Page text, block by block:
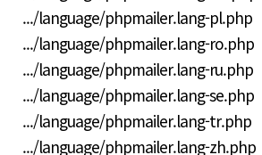
.../language/
.../language/
.../language/
.../language/
.../language/
.../language/